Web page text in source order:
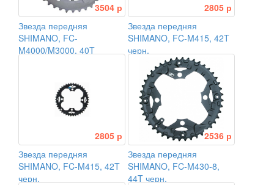
3504 р
Звезда передняя
SHIMANO, FC-
M4000/M3000, 40T
2805 р
Звезда передняя
SHIMANO, FC-M415, 42T
черн.
2805 р
Звезда передняя
SHIMANO, FC-M415, 42T
черн.
2536 р
Звезда передняя
SHIMANO, FC-M430-8,
44T черн.